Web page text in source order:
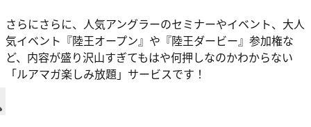
さらにさらに、人気アングラーのセミナーやイベント、大人
気イベント『陸王オープン』や『陸王ダービー』参加権な
ど、内容が盛り沢山すぎてもはや何押しなのかわからない
「ルアマガ楽しみ放題」サービスです！